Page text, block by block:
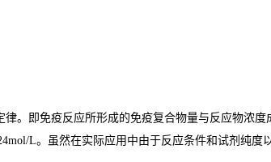
律。即免疫反应所形成的免疫复合物量与反应物浓度
L。虽然在实际应用中由于反应条件和试剂纯度